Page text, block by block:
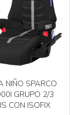
NIÑO SPARCO
GRUPO 2/3
CON ISOFIX